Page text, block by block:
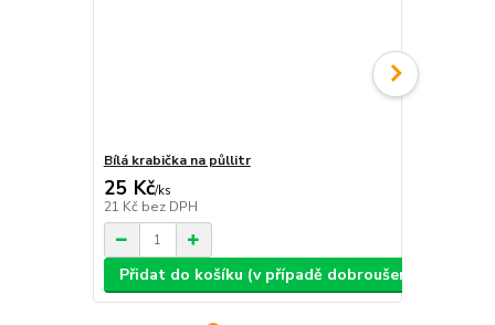
Bílá krabička na půllitr
25 Kč/ks
21 Kč bez DPH
Přidat do košíku (v případě dobroušení: text,